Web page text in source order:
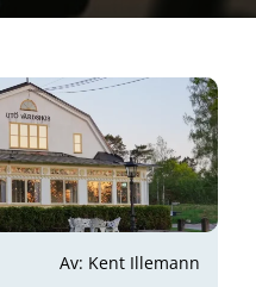
Av: Kent Illemann